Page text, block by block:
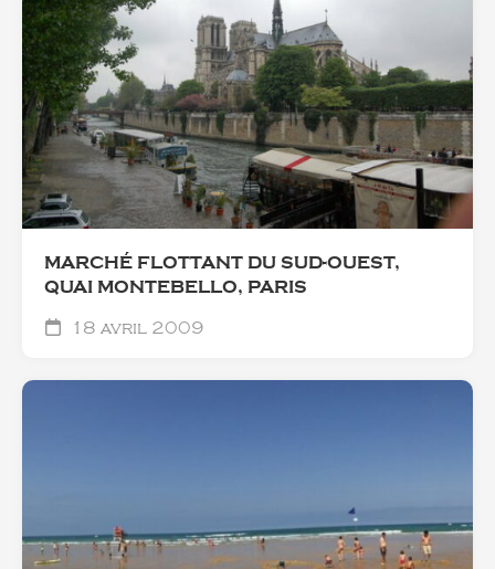
MARCHÉ FLOTTANT DU SUD-OUEST,
QUAI MONTEBELLO, PARIS
18 avril 2009